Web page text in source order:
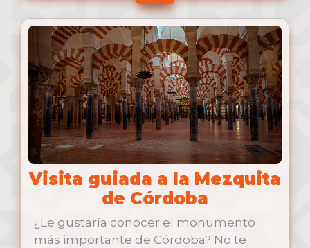
Visita guiada a la Mezquita
de Córdoba
¿Le gustaría conocer el monumento
más importante de Córdoba? No te